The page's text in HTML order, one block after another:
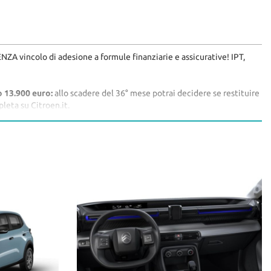
vincolo di adesione a formule finanziarie e assicurative! IPT,
euro:allo scadere del 36° mese potrai decidere se restituire
su Citroen.it.
il preventivo scegliendo un altro colore oppure inserire
preventivo personalizzato.
la Tangenziale Nord di Milano oppure con la Metropolitana 2